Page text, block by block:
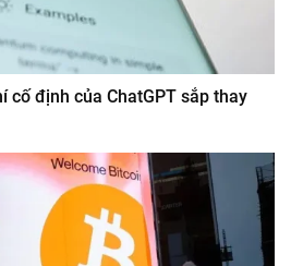
cố định của ChatGPT sắp thay